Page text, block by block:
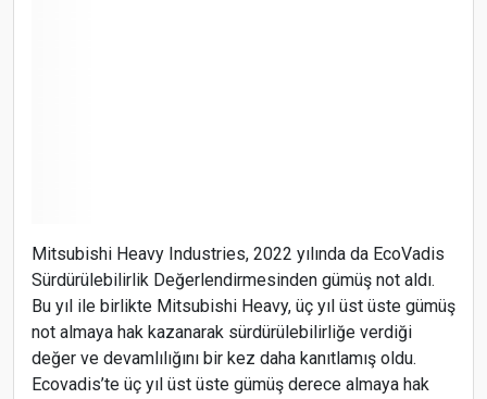
Mitsubishi Heavy Industries, 2022 yılında da EcoVadis
Sürdürülebilirlik Değerlendirmesinden gümüş not aldı.
Bu yıl ile birlikte Mitsubishi Heavy, üç yıl üst üste gümüş
not almaya hak kazanarak sürdürülebilirliğe verdiği
değer ve devamlılığını bir kez daha kanıtlamış oldu.
Ecovadis’te üç yıl üst üste gümüş derece almaya hak